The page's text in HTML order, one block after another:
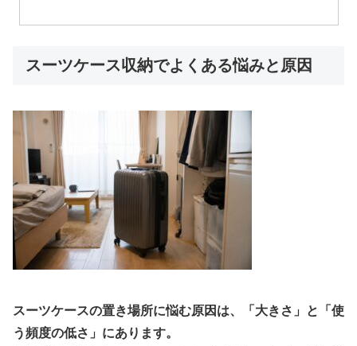
スーツケース収納でよくある悩みと原因
スーツケースの置き場所に悩む原因は、「大きさ」と「使
う頻度の低さ」にあります。